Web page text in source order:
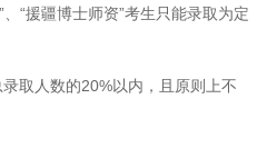
“援疆博士师资”考生只能录取为定
取人数的20%以内，且原则上不